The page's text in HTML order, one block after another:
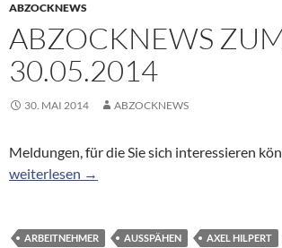
ABZOCKNEWS
ABZOCKNEWS
30.05.2014
30. MAI 2014 ABZOCKNEWS
Meldungen, für die Sie sich interessieren
Abzocknews zum 30.05.2014
weiterlesen →
ARBEITNEHMER AUSSPÄHEN AXEL HILPERT